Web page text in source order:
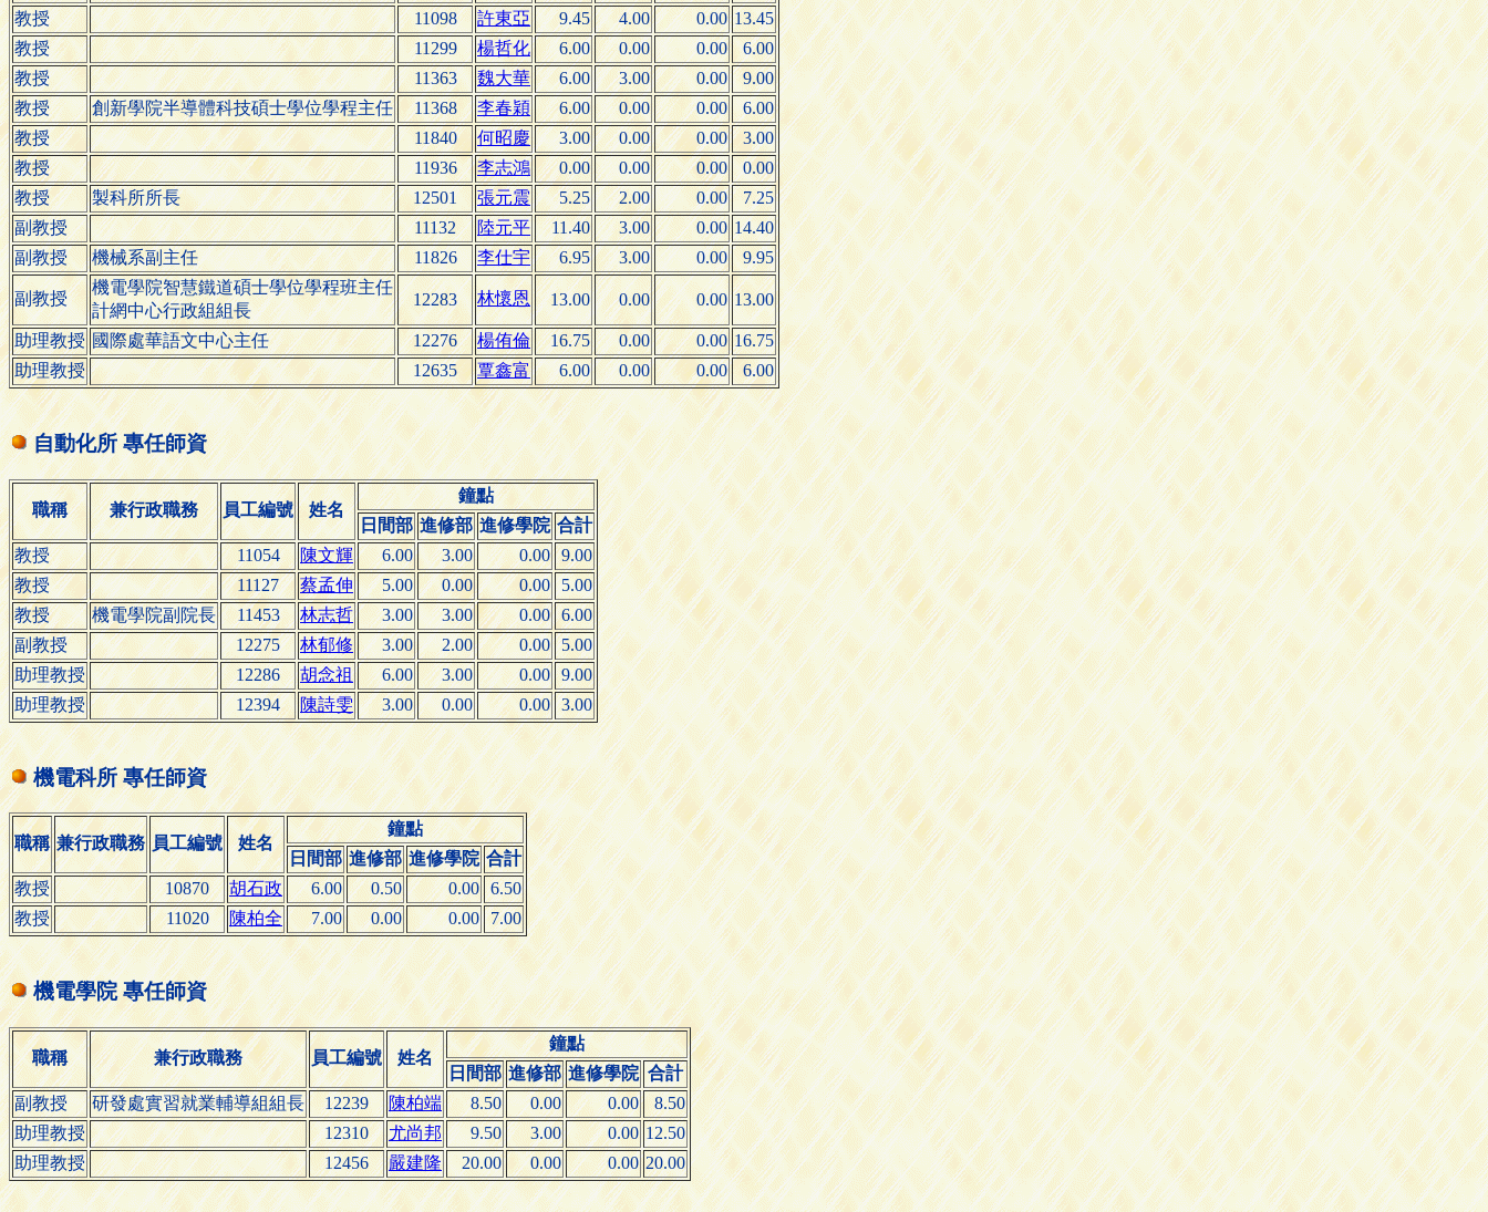
教授
11098 許東亞 9.45 4.00 0.00 13.45
教授
11299 楊哲化 6.00 0.00 0.00
6.00
教授
11363 魏大華 6.00 3.00 0.00
9.00
教授
創新學院半導體科技碩士學位學程主任 11368 李春穎 6.00 0.00 0.00
6.00
教授
11840 何昭慶 3.00 0.00 0.00
3.00
教授
11936 李志鴻 0.00 0.00 0.00
0.00
教授
製科所所長 12501 張元震 5.25 2.00 0.00
7.25
副教授
11132 陸元平 11.40 3.00 0.00 14.40
副教授
機械系副主任 11826 李仕宇 6.95 3.00 0.00 9.95
副教授
機電學院智慧鐵道碩士學位學程班主任
計網中心行政組組長
12283 林懷恩 13.00 0.00 0.00 13.00
助理教授 國際處華語文中心主任 12276 楊侑倫 16.75 0.00 0.00 16.75
助理教授
12635 覃鑫富 6.00 0.00 0.00 6.00
自動化所 專任師資
職稱 兼行政職務 員工編號 姓名
鐘點
日間部 進修部 進修學院 合計
教授
11054 陳文輝 6.00 3.00 0.00 9.00
教授
11127 蔡孟伸 5.00 0.00 0.00
5.00
教授
機電學院副院長 11453 林志哲 3.00 3.00 0.00 6.00
副教授
12275 林郁修 3.00 2.00 0.00 5.00
助理教授
12286 胡念祖 6.00 3.00 0.00 9.00
助理教授
12394 陳詩雯 3.00 0.00 0.00 3.00
機電科所 專任師資
職稱 兼行政職務 員工編號 姓名
鐘點
日間部 進修部 進修學院 合計
教授
10870 胡石政 6.00 0.50 0.00 6.50
教授
11020 陳柏全 7.00 0.00 0.00 7.00
機電學院 專任師資
職稱 兼行政職務 員工編號 姓名
鐘點
日間部 進修部 進修學院 合計
副教授
研發處實習就業輔導組組長 12239 陳柏端 8.50 0.00 0.00
8.50
助理教授
12310 尤尚邦 9.50 3.00 0.00 12.50
助理教授
12456 嚴建隆 20.00 0.00 0.00 20.00